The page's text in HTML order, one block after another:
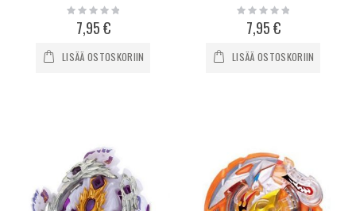
Rating:
0%7,95 €
LISÄÄ OSTOSKORIIN
Rating:
0%7,95 €
LISÄÄ OSTOSKORIIN